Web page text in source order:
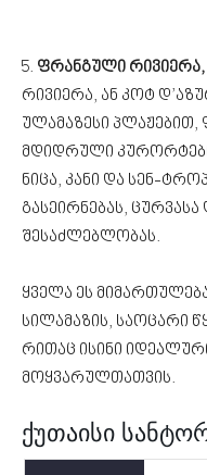
5. ფრანგული რივიერა,
რივიერა, ან კოტ
ულამაზესი
მდიდრული
ნიცა, კანი და სენ-
გასეირნებას,
შესაძლებლობას.
ყველა ეს
სილამაზის, საოცარი
რითაც ისინი
მოყვარულთათვის.
ქუთაისი